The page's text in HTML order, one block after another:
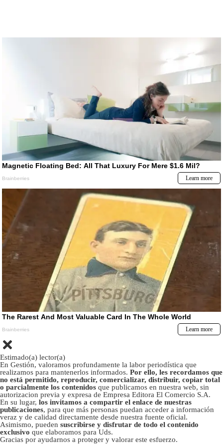
Estimado(a) lector(a)
En Gestión, valoramos profundamente la labor periodística que
realizamos para mantenerlos informados. Por ello, les recordamos que
no está permitido, reproducir, comercializar, distribuir, copiar total
o parcialmente los contenidos que publicamos en nuestra web, sin
autorizacion previa y expresa de Empresa Editora El Comercio S.A.
En su lugar, los invitamos a compartir el enlace de nuestras
publicaciones, para que más personas puedan acceder a información
veraz y de calidad directamente desde nuestra fuente oficial.
Asimismo, pueden suscribirse y disfrutar de todo el contenido
exclusivo que elaboramos para Uds.
Gracias por ayudarnos a proteger y valorar este esfuerzo.